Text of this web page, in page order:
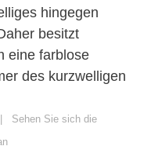
hingegen
besitzt
eine farblose
des kurzwelligen
Sehen Sie sich die